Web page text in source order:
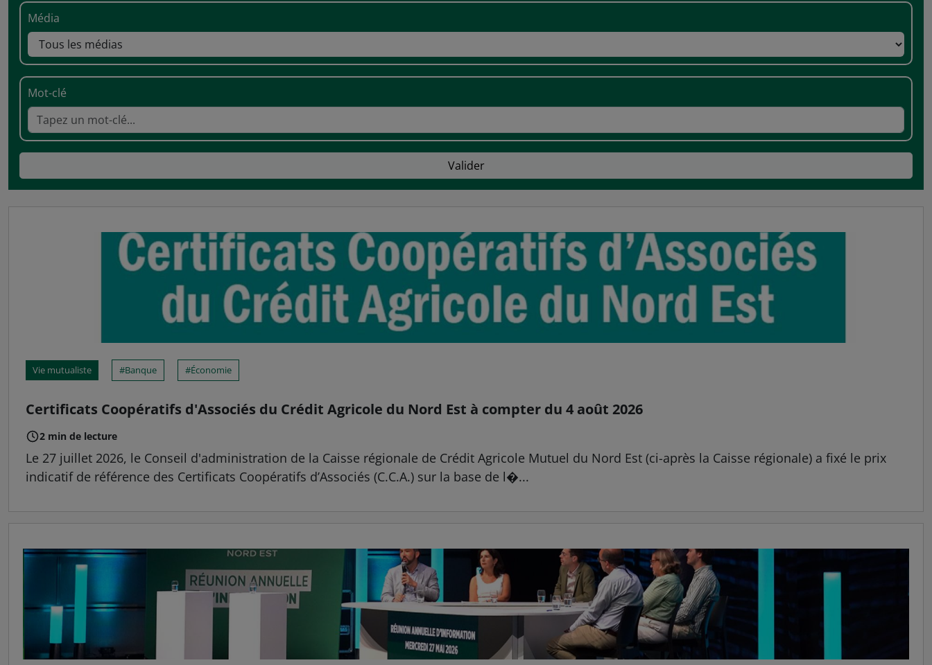
Média
Mot-clé
Valider
Vie mutualiste Banque Économie
Certificats Coopératifs d'Associés du Crédit Agricole du Nord Est à compter du 4 août 2026
2 min de lecture
Le 27 juillet 2026, le Conseil d'administration de la Caisse régionale de Crédit Agricole Mutuel du Nord Est (ci-après la Caisse régionale) a fixé le prix
indicatif de référence des Certificats Coopératifs d’Associés (C.C.A.) sur la base de l�...